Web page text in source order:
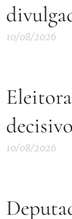
10/08/2026
decisivo
10/08/2026